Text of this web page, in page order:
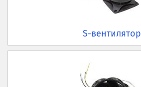
S-вентилятор